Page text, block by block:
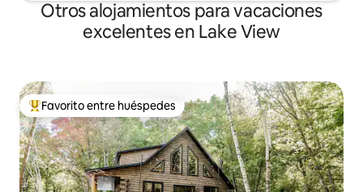
Otros alojamientos para vacaciones
excelentes en Lake View
Favorito entre huéspedes preferido
Favorito entre huéspedes